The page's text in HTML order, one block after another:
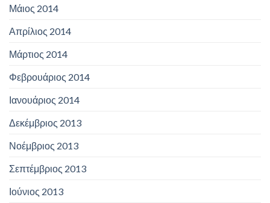
Μάιος 2014
Απρίλιος 2014
Μάρτιος 2014
Φεβρουάριος 2014
Ιανουάριος 2014
Δεκέμβριος 2013
Νοέμβριος 2013
Σεπτέμβριος 2013
Ιούνιος 2013